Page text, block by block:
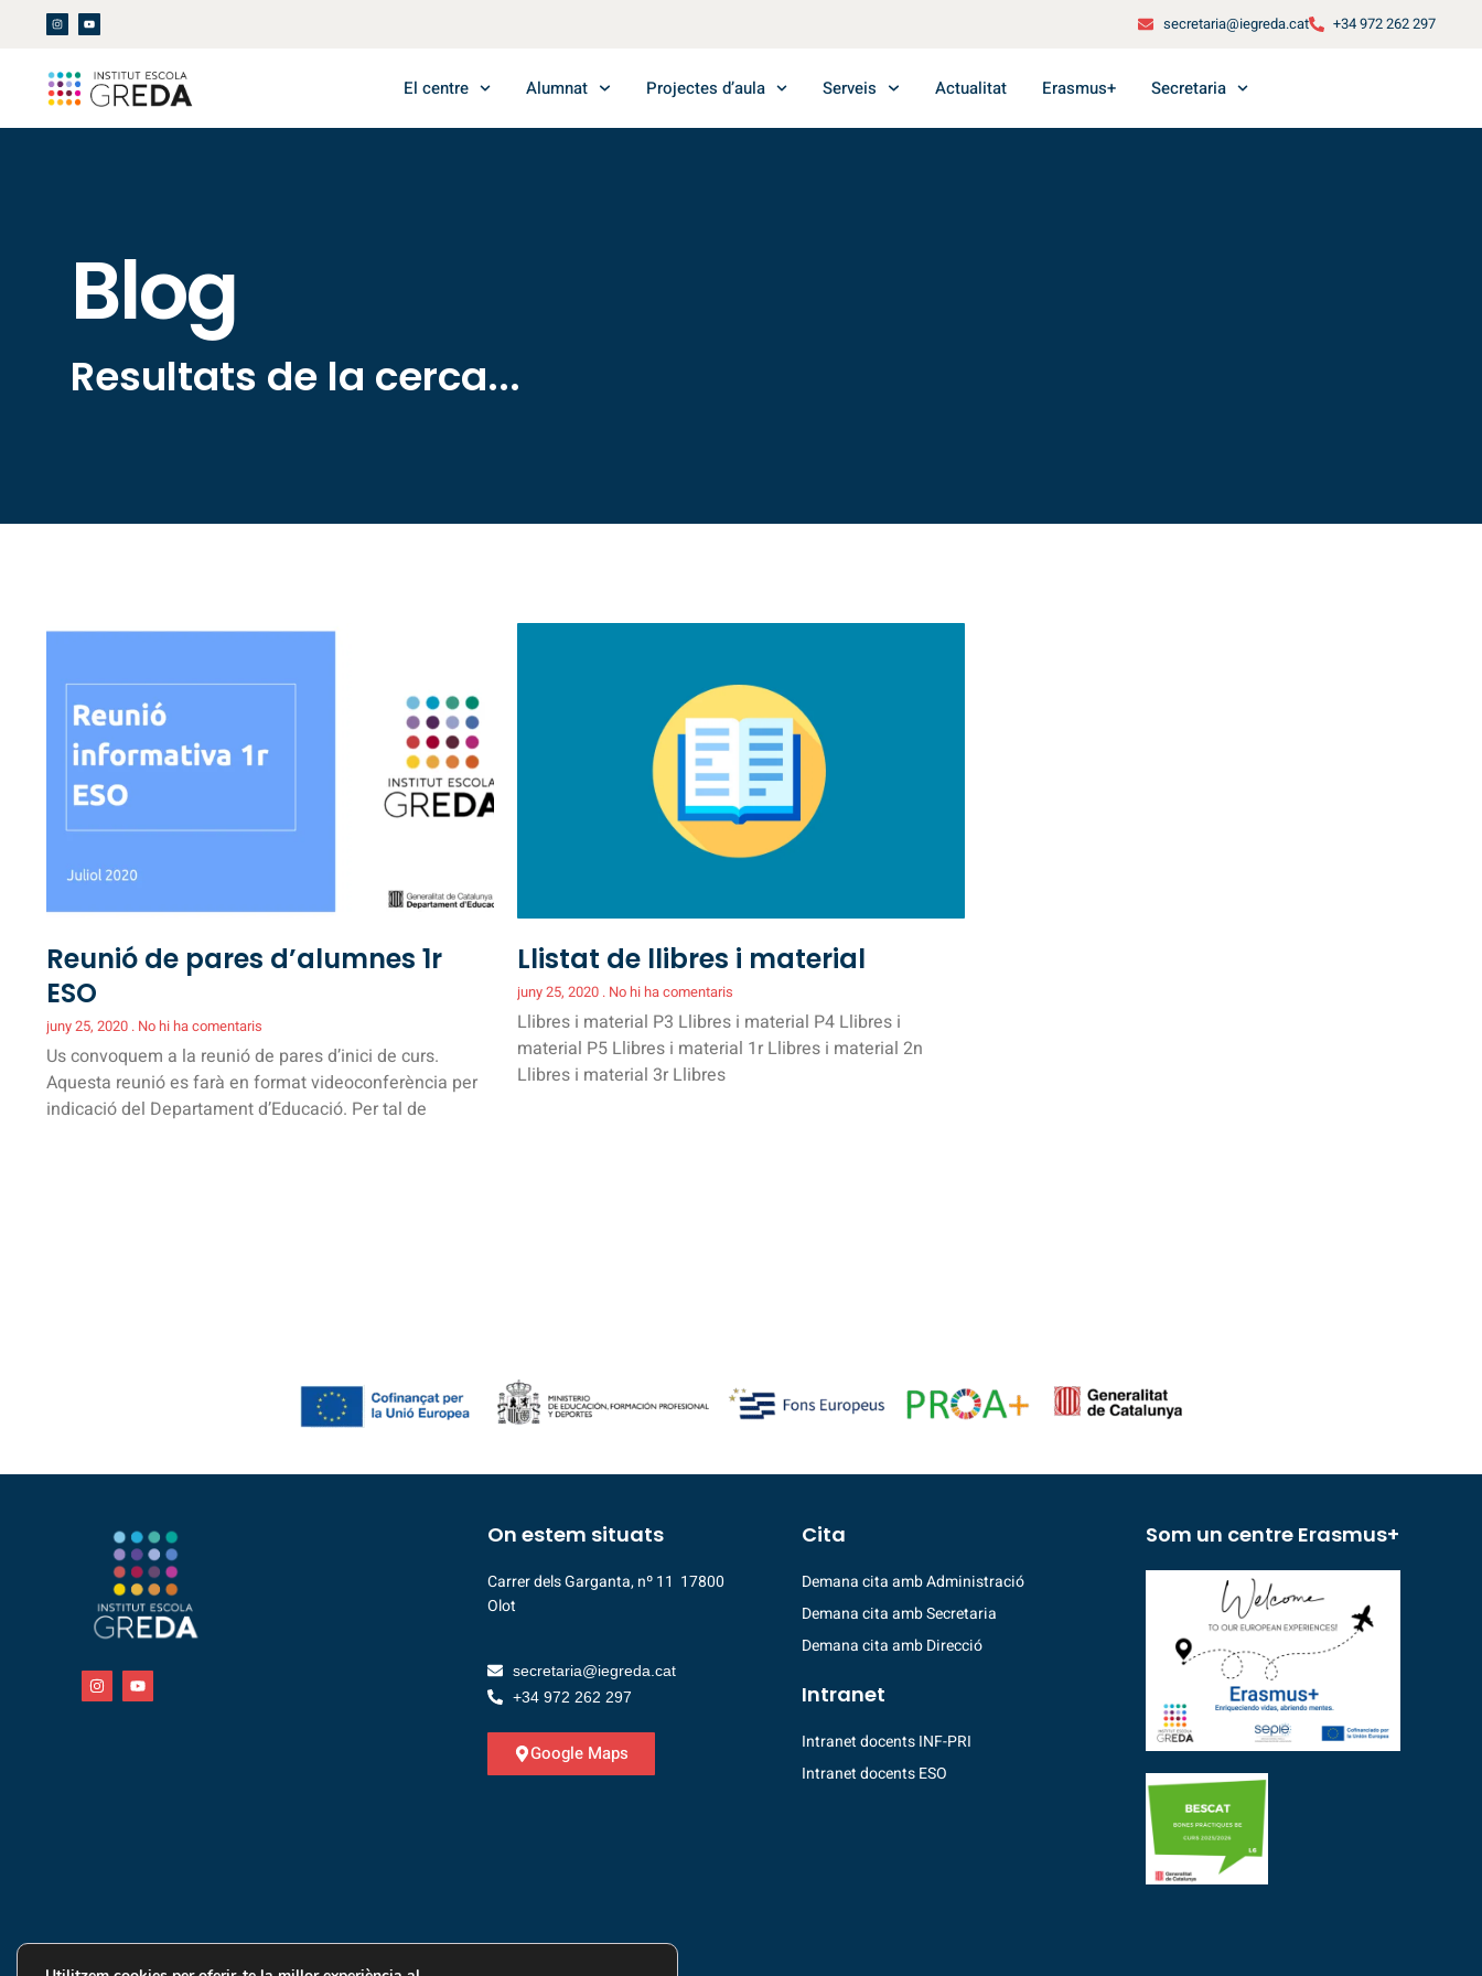
secretaria@iegreda.cat +34 972 262 297
El centre Alumnat Projectes d’aula Serveis Actualitat Erasmus+ Secretaria
Blog
Resultats de la cerca...
Reunió de pares d’alumnes 1r
ESO
juny 25, 2020 No hi ha comentaris
Us convoquem a la reunió de pares d’inici de curs.
Aquesta reunió es farà en format videoconferència per
indicació del Departament d’Educació. Per tal de
Llistat de llibres i material
juny 25, 2020 No hi ha comentaris
Llibres i material P3 Llibres i material P4 Llibres i
material P5 Llibres i material 1r Llibres i material 2n
Llibres i material 3r Llibres
On estem situats
Carrer dels Garganta, nº 11 17800
Olot
secretaria@iegreda.cat
+34 972 262 297
Google Maps
Cita
Demana cita amb Administració
Demana cita amb Secretaria
Demana cita amb Direcció
Intranet
Intranet docents INF-PRI
Intranet docents ESO
Som un centre Erasmus+